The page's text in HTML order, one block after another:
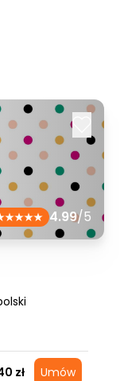
4.99/5
zł Umów